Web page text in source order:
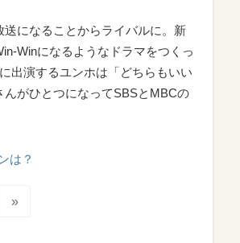
になることからライバルに。新
Winになるようなドラマをつくっ
出演するユンホは「どちらもいい
んがひとつになってSBSとMBCの
は？
»